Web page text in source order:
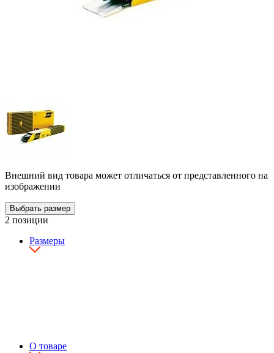
Внешний вид товара может отличаться от представленного на
изображении
Выбрать размер
2 позиции
Размеры
О товаре